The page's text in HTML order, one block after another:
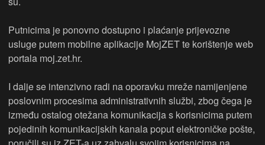
Putnicima je ponovno dostupno i plaćanje prijevozne
usluge putem mobilne aplikacije MojZET te korištenje web
portala moj.zet.hr.
I dalje se intenzivno radi na oporavku mreže namijenjene
poslovnim procesima administrativnih službi, zbog čega je
između ostalog otežana komunikacija s korisnicima putem
pojedinih komunikacijskih kanala poput elektroničke pošte,